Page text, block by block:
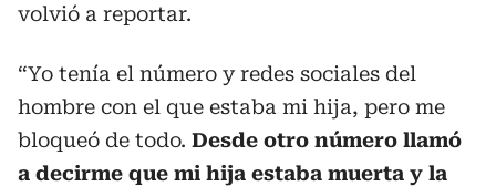
volvió a reportar.
“Yo tenía el número y redes sociales del
hombre con el que estaba mi hija, pero me
bloqueó de todo. Desde otro número llamó
a decirme que mi hija estaba muerta y la